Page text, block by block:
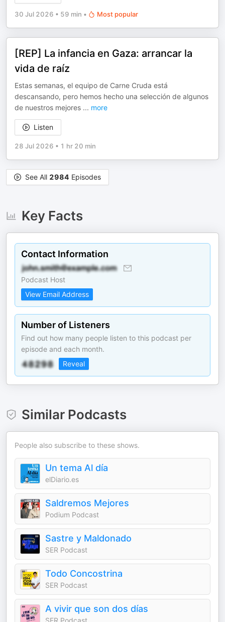
30 Jul 2026 • 59 min • Most popular
[REP] La infancia en Gaza: arrancar la
vida de raíz
Estas semanas, el equipo de Carne Cruda está
descansando, pero hemos hecho una selección de algunos
de nuestros mejores ... more
Listen
28 Jul 2026 • 1 hr 20 min
See All 2984 Episodes
Key Facts
Contact Information
Podcast Host
View Email Address
Number of Listeners
Find out how many people listen to this podcast per
episode and each month.
Reveal
Similar Podcasts
People also subscribe to these shows.
Un tema Al día
elDiario.es
Saldremos Mejores
Podium Podcast
Sastre y Maldonado
SER Podcast
Todo Concostrina
SER Podcast
A vivir que son dos días
SER Podcast